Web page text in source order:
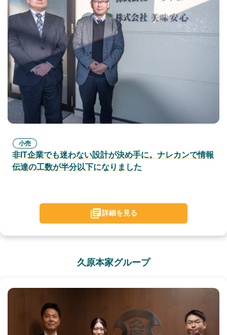
小売
非IT企業でも迷わない設計が決め手に。ナレカンで情報
伝達の工数が半分以下になりました
詳細を見る
久原本家グループ